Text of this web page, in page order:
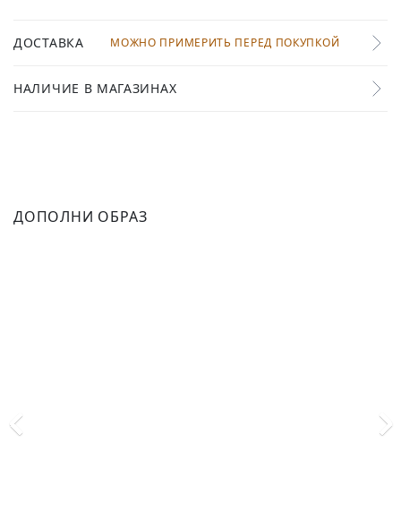
ДОСТАВКА МОЖНО ПРИМЕРИТЬ ПЕРЕД ПОКУПКОЙ
НАЛИЧИЕ В МАГАЗИНАХ
ДОПОЛНИ ОБРАЗ